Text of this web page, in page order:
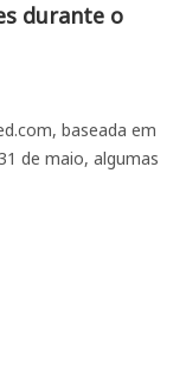
durante o
baseada em
de maio, algumas